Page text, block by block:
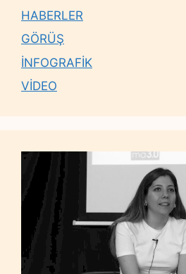
HABERLER
GÖRÜŞ
İNFOGRAFİK
VİDEO